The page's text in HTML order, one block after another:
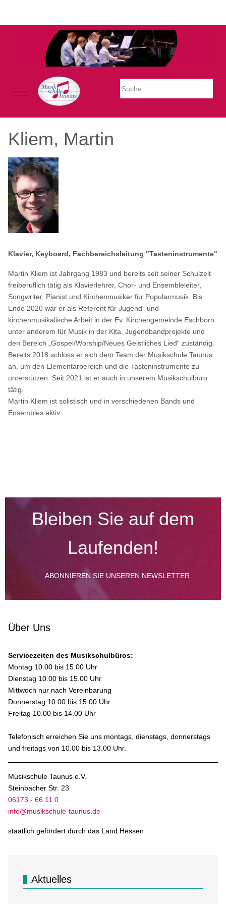
Warning: Undefined property: stdClass::$imglink in
/mnt/web605/e3/26/59781926/htdocs/Joomla2023/modules/
Mobile Menu Toggle
Kliem, Martin
Klavier, Keyboard, Fachbereichsleitung "Tasteninstrumente"
Martin Kliem ist Jahrgang 1983 und bereits seit seiner Schulzeit
freiberuflich tätig als Klavierlehrer, Chor- und Ensembleleiter,
Songwriter, Pianist und Kirchenmusiker für Popularmusik. Bis
Ende 2020 war er als Referent für Jugend- und
kirchenmusikalische Arbeit in der Ev. Kirchengemeinde Eschborn
unter anderem für Musik in der Kita, Jugendbandprojekte und
den Bereich „Gospel/Worship/Neues Geistliches Lied“ zuständig.
Bereits 2018 schloss er sich dem Team der Musikschule Taunus
an, um den Elementarbereich und die Tasteninstrumente zu
unterstützen. Seit 2021 ist er auch in unserem Musikschulbüro
tätig.
Martin Kliem ist solistisch und in verschiedenen Bands und
Ensembles aktiv.
Bleiben Sie auf dem
Laufenden!
ABONNIEREN SIE UNSEREN NEWSLETTER
Über Uns
Servicezeiten des Musikschulbüros:
Montag 10.00 bis 15.00 Uhr
Dienstag 10.00 bis 15.00 Uhr
Mittwoch nur nach Vereinbarung
Donnerstag 10.00 bis 15.00 Uhr
Freitag 10.00 bis 14.00 Uhr
Telefonisch erreichen Sie uns montags, dienstags, donnerstags
und freitags von 10.00 bis 13.00 Uhr.
Musikschule Taunus e.V.
Steinbacher Str. 23
06173 - 66 11 0
info@musikschule-taunus.de
staatlich gefördert durch das Land Hessen
Aktuelles